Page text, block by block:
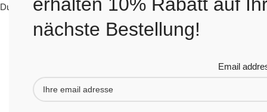
nächste Bestellung!
Email
Du musstangemeldetsein, um einen Kommentar abzugeben.